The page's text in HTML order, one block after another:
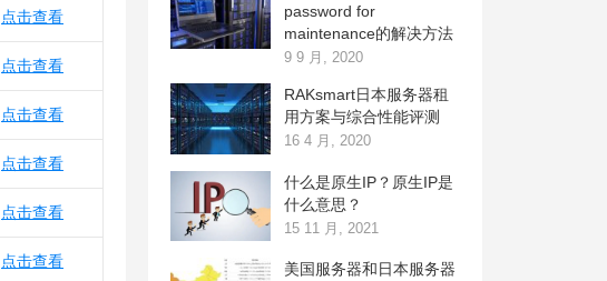
点击查看
点击查看
点击查看
点击查看
点击查看
点击查看
password for
maintenance的解决方法
9 9 月, 2020
RAKsmart日本服务器租
用方案与综合性能评测
16 4 月, 2020
什么是原生IP？原生IP是
什么意思？
15 11 月, 2021
美国服务器和日本服务器